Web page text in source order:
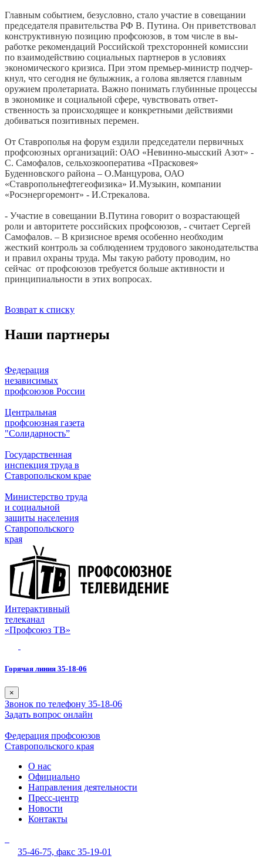
Главным событием, безусловно, ста­ло участие в совещании
председате­ля правительства РФ В. Путина. Он приветствовал
конструктивную пози­цию профсоюзов, в том числе в вы­
работке рекомендаций Российской трехсторонней комиссии
по взаимо­действию социальных партнеров в условиях
экономического кризиса. При этом премьер-министр подчер­
кнул, что сегодня не булыжник, а голова является главным
оружием пролетариата. Важно понимать глу­бинные процессы
в экономике и со­циальной сфере, чувствовать ответ­
ственность за происходящее и конк­ретными действиями
добиваться по­зитивных перемен.
От Ставрополья на форум ездили председатели первичных
профсоюз­ных организаций: ОАО «Невинно-мысский Азот» -
С. Самофалов, сель­хозкооператива «Прасковея»
Буденновского района – О.Манцурова, ОАО
«Ставропольнефтегеофизика» И.Музыкин, компании
«Росэнергоремонт» - И.Стрекалова.
- Участие в совещании В.Путина говорит о возрастающей
роли и авторитете российских профсоюзов, - считает Сергей
Самофалов. – В кризисное время особенно необходим
жесткий контроль за соблюдением трудового законодательства
и правил охраны труда. Мы такую работу проводим, но
сейчас от профсоюзов требуется больше активности и
принципиальности в этих вопросах.
Возврат к списку
Наши партнеры
Федерация
независимых
профсоюзов России
Центральная
профсоюзная газета
"Солидарность”
Государственная
инспекция труда в
Ставропольском крае
Министерство труда
и социальной
защиты населения
Ставропольского
края
Интерактивный
телеканал
«Профсоюз ТВ»
Горячая линия 35-18-06
×
Звонок по телефону 35-18-06
Задать вопрос онлайн
Федерация профсоюзов
Ставропольского края
О нас
Официально
Направления деятельности
Пресс-центр
Новости
Контакты
35-46-75, факс 35-19-01